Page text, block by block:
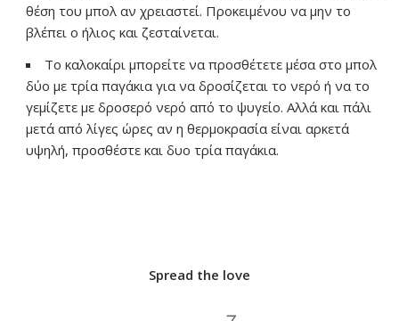
θέση του μπολ αν χρειαστεί. Προκειμένου να μην το
βλέπει ο ήλιος και ζεσταίνεται.
Το καλοκαίρι μπορείτε να προσθέτετε μέσα στο μπολ
δύο με τρία παγάκια για να δροσίζεται το νερό ή να το
γεμίζετε με δροσερό νερό από το ψυγείο. Αλλά και πάλι
μετά από λίγες ώρες αν η θερμοκρασία είναι αρκετά
υψηλή, προσθέστε και δυο τρία παγάκια.
Spread the love